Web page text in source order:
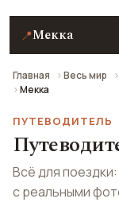
📍Мекка
Главная Весь мир
Мекка
ПУТЕВОДИТЕЛЬ
Всё для
с реальными